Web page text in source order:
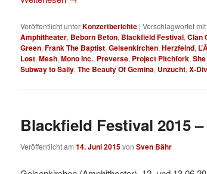
Veröffentlicht unterKonzertberichte | Verschlagwortet mit
Amphitheater, Beborn Beton, Blackfield Festival, Clan
Green, Frank The Baptist, Gelsenkirchen, Herzfeind,
Lost, Mesh, Mono Inc., Preverse, Project Pitchfork,
Subway to Sally, The Beauty Of Gemina, Unzucht, X-
Blackfield Festival 2015 –
Veröffentlicht am 14. Juni 2015von Sven Bähr